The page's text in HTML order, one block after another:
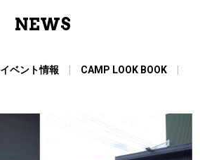
NEWS
イベント情報 CAMP LOOK BOOK